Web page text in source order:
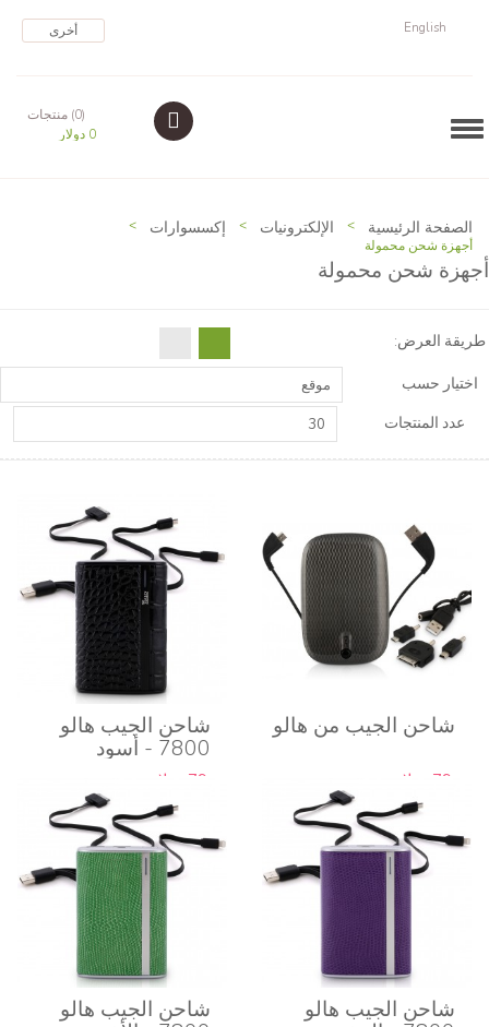
English أخرى
Navigation
(0) منتجات
0 دولار
الصفحة الرئيسية > الإلكترونيات > إكسسوارات
>
أجهزة شحن محمولة
أجهزة شحن محمولة
طريقة العرض:
اختيار حسب موقع
عدد المنتجات 30
شاحن الجيب من هالو
79 دولار
التوفر:غير متوفرة
شاحن الجيب هالو
7800 - أسود
79 دولار
التوفر:غير متوفرة
شاحن الجيب هالو
شاحن الجيب هالو